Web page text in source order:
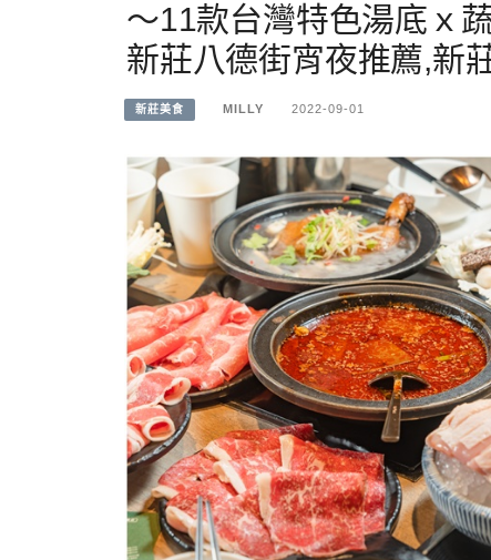
～11款台灣特色湯底ｘ
新莊八德街宵夜推薦,新
新莊美食 MILLY 2022-09-01